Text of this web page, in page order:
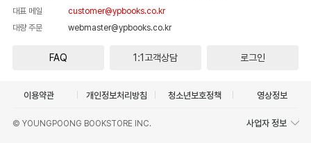
대표 메일
customer@ypbooks.co.kr
대량 주문
webmaster@ypbooks.co.kr
FAQ 1:1고객상담 로그인
이용약관 개인정보처리방침 청소년보호정책 영상정보
© YOUNGPOONG BOOKSTORE INC. 사업자 정보